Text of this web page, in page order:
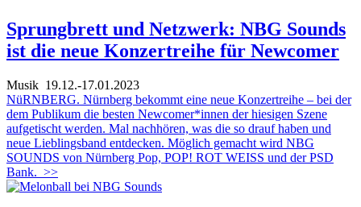
Sprungbrett und Netzwerk: NBG Sounds
ist die neue Konzertreihe für Newcomer
Musik 19.12.-17.01.2023
NüRNBERG. Nürnberg bekommt eine neue Konzertreihe – bei der
dem Publikum die besten Newcomer*innen der hiesigen Szene
aufgetischt werden. Mal nachhören, was die so drauf haben und
neue Lieblingsband entdecken. Möglich gemacht wird NBG
SOUNDS von Nürnberg Pop, POP! ROT WEISS und der PSD
Bank. >>